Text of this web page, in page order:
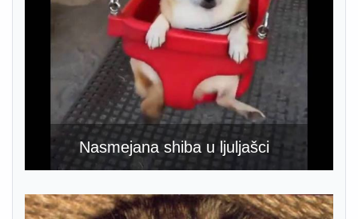
Nasmejana shiba u ljuljašci